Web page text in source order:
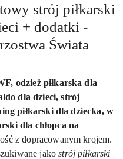
strój piłkarski
+ dodatki -
Świata
odzież piłkarska dla
dla dzieci, strój
piłkarski dla dziecka, w
dla chłopca na
z dopracowanym krojem.
jako strój piłkarski